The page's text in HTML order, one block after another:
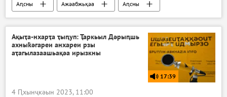
Аԥсны Ажәабжьқәа
Аԥсны
Очамчыра араион
Ақыҭа-нхарҭа ҭыԥуп: Ҭаркьыл Дәрыԥшь
ахныҟәгареи анхареи рзы
аҭагылазаашьақәа ирызкны
17:39
4 Ԥхынҷкәын 2023, 11:00